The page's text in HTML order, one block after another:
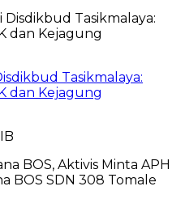
Tasikmalaya:
dan Kejagung